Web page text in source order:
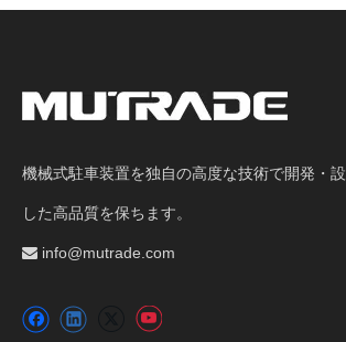
機械式駐車装置を独自の高度な技術で開発・
した高品質を保ちます。
 info@mutrade.com